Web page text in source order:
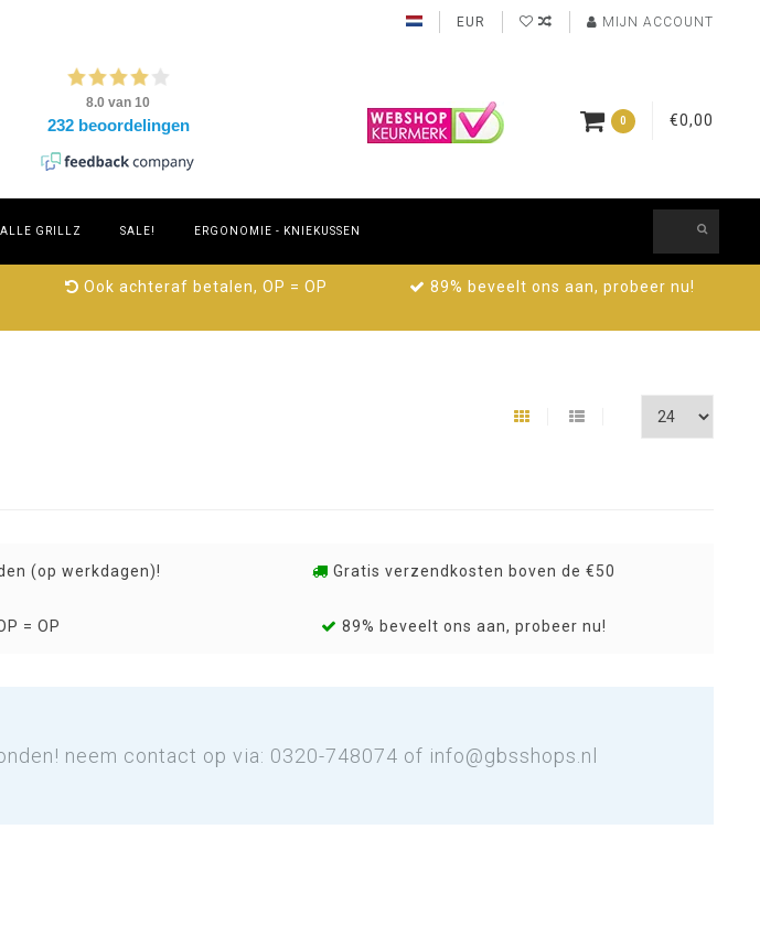
EUR MIJN ACCOUNT
0 €0,00
ALLE GRILLZ SALE! ERGONOMIE - KNIEKUSSEN
Ook achteraf betalen, OP = OP 89% beveelt ons aan, probeer nu!
(op werkdagen)! Gratis verzendkosten boven de €50
= OP 89% beveelt ons aan, probeer nu!
neem contact op via: 0320-748074 of info@gbsshops.nl